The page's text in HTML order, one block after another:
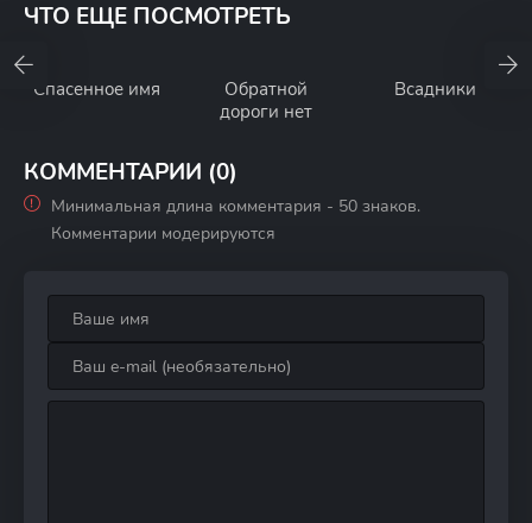
ЧТО ЕЩЕ ПОСМОТРЕТЬ
Спасенное имя
Обратной
дороги нет
Всадники
КОММЕНТАРИИ (0)
Минимальная длина комментария - 50 знаков.
Комментарии модерируются